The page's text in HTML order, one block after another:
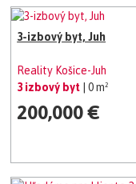
3-izbový byt, Juh
Reality Košice-Juh
3 izbový byt
| 0 m²
200,000 €